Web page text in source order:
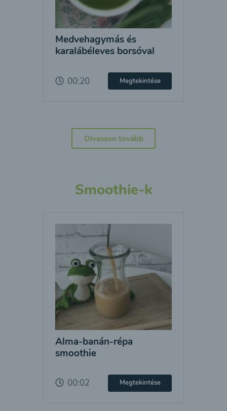
Medvehagymás és
karalábéleves borsóval
00:20 Megtekintése
Olvasson tovább
Smoothie-k
Alma-banán-répa
smoothie
00:02 Megtekintése